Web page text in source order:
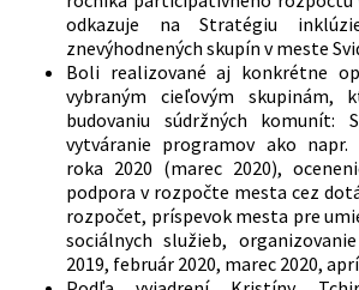
odkazuje na Stratégiu
znevýhodnených skupín v meste
Boli realizované aj konkrétne
vybraným cieľovým skupinám,
budovaniu súdržných komunít:
vytváranie programov ako napr.
roka 2020 (marec 2020),
podpora v rozpočte mesta cez
rozpočet, príspevok mesta pre
sociálnych služieb,
2019, február 2020, marec 2020,